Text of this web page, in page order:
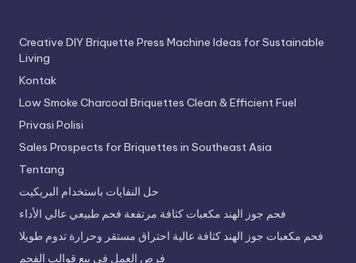
Creative DIY Briquette Press Machine Ideas for Sustainable
Living
Kontak
Low Smoke Charcoal Briquettes Clean & Efficient Fuel
Privasi Polisi
Sales Prospects for Briquettes in Southeast Asia
Tentang
حل النفايات باستخدام البريكيت
فحم جوز الهند مكعبات كثافة مرتفعة فحم طبيعي عالي الأداء
فحم مكعبات جوز الهند كثافة عالية احتراق مستقر وحرارة تدوم طويلا
فرص العمل في بيع قوالب الفحم